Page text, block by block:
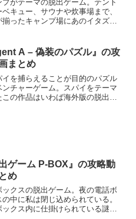
プがテーマの脱出ゲーム。テント
ベキュー、サウナや炊事場まで、
揃ったキャンプ場にあのイタズラ
う。自然に囲まれたキャンプ場で
解きが楽しめるぞ。
A – 偽装のパズル』の攻
まとめ
イを捕らえることが目的のパズル
ンチャーゲーム。スパイをテーマ
この作品はいわば海外版の脱出ゲ
出ゲーム P-BOX』の攻略動
め
ックスの脱出ゲーム。夜の電話ボ
の中に私は閉じ込められている。
ックス内に仕掛けられている謎を